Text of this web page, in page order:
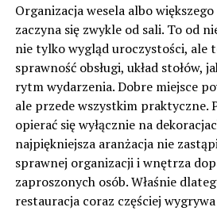
Organizacja wesela albo
zaczyna się zwykle od sali. To od
nie tylko wygląd uroczystości, ale
sprawność obsługi, układ stołów,
rytm wydarzenia. Dobre miejsce
ale przede wszystkim praktyczne.
opierać się wyłącznie na
najpiękniejsza aranżacja nie
sprawnej organizacji i wnętrza
zaproszonych osób. Właśnie
restauracja coraz częściej